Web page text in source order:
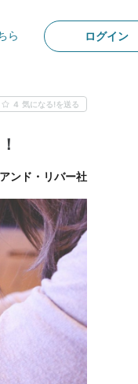
ら ログイン
4 気になる!を送る
ンド・リバー社